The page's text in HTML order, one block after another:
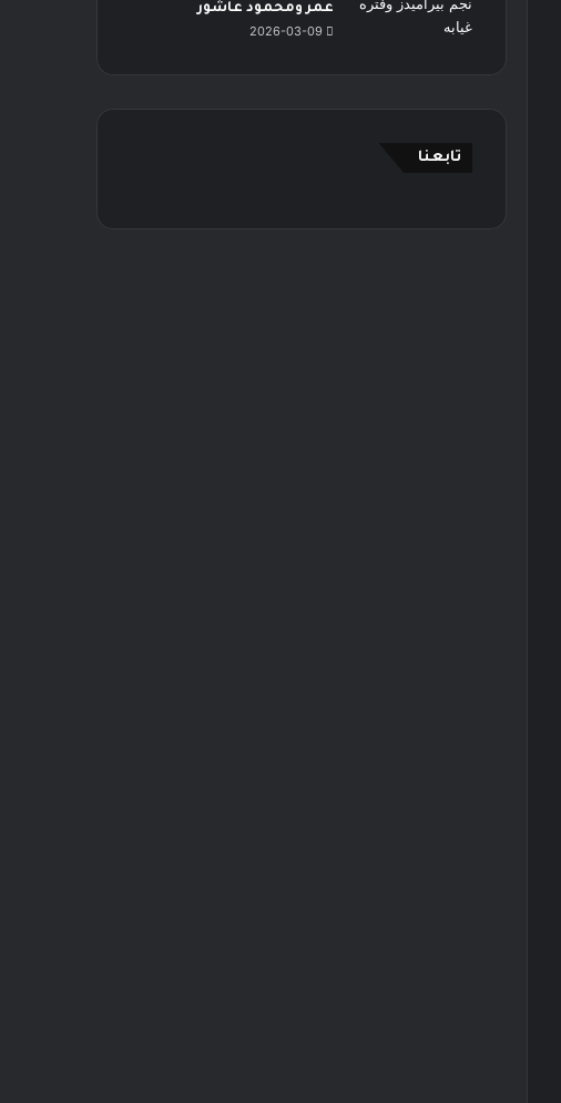
عمر ومحمود عاشور
2026-03-09
تابعنا